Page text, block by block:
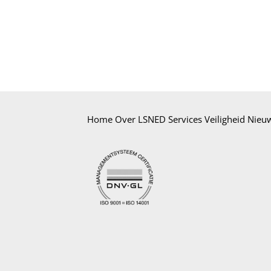
Home Over LSNED Services Veiligheid